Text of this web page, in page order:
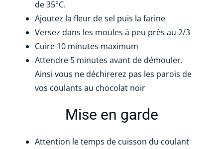
de 35°C.
Ajoutez la fleur de sel puis la farine
Versez dans les moules à peu près au 2/3
Cuire 10 minutes maximum
Attendre 5 minutes avant de démouler.
Ainsi vous ne déchirerez pas les parois de
vos coulants au chocolat noir
Mise en garde
Attention le temps de cuisson du coulant